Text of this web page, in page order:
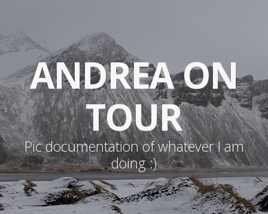
ANDREA ON
TOUR
Pic documentation of whatever I am
doing :)